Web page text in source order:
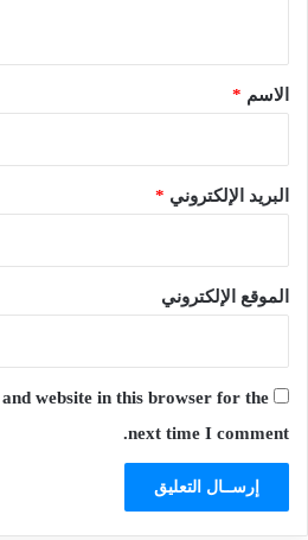
*الاسم *
البريد الإلكتروني *
الموقع الإلكتروني
website in this browser for the
next time I comment.